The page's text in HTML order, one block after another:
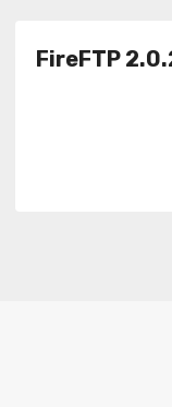
FireFTP